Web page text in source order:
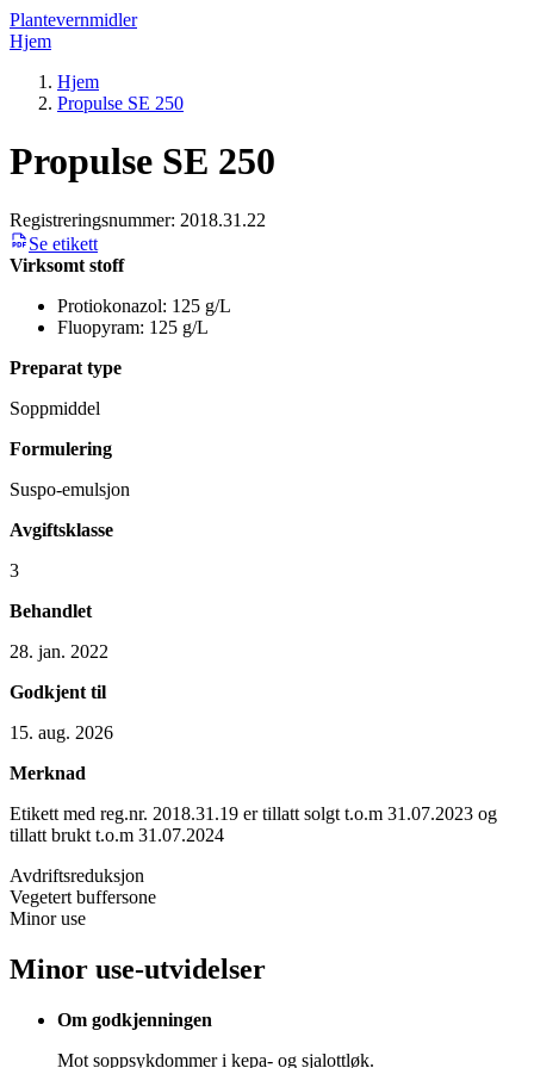
Plantevernmidler
Hjem
Hjem
Propulse SE 250
Propulse SE 250
Registreringsnummer: 2018.31.22
Se etikett
Virksomt stoff
Protiokonazol: 125 g/L
Fluopyram: 125 g/L
Preparat type
Soppmiddel
Formulering
Suspo-emulsjon
Avgiftsklasse
3
Behandlet
28. jan. 2022
Godkjent til
15. aug. 2026
Merknad
Etikett med reg.nr. 2018.31.19 er tillatt solgt t.o.m 31.07.2023 og
tillatt brukt t.o.m 31.07.2024
Avdriftsreduksjon
Vegetert buffersone
Minor use
Minor use-utvidelser
Om godkjenningen
Mot soppsykdommer i kepa- og sjalottløk.